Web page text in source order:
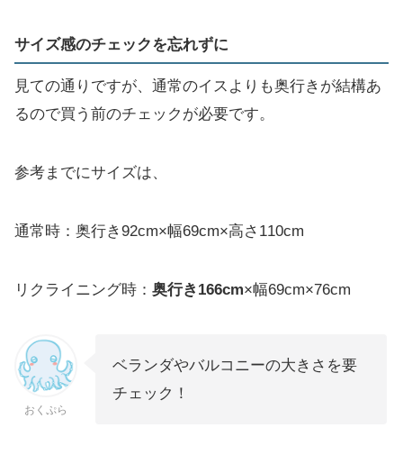
サイズ感のチェックを忘れずに
見ての通りですが、通常のイスよりも奥行きが結構あ
るので買う前のチェックが必要です。
参考までにサイズは、
通常時：奥行き92cm×幅69cm×高さ110cm
リクライニング時： 奥行き166cm×幅69cm×76cm
おくぷら
ベランダやバルコニーの大きさを要
チェック！